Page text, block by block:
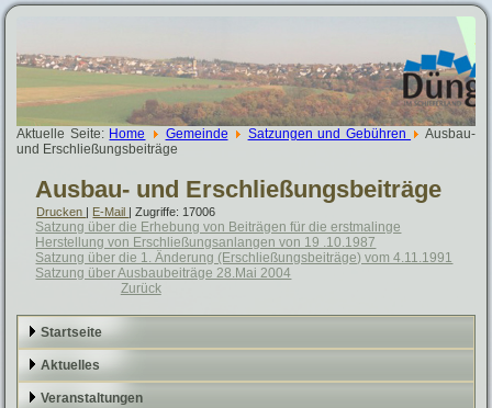
Aktuelle Seite: Home Gemeinde Satzungen und Gebühren
Ausbau-
und Erschließungsbeiträge
Ausbau- und Erschließungsbeiträge
Drucken E-Mail | Zugriffe: 17006
Satzung über die Erhebung von Beiträgen für die erstmalinge
Herstellung von Erschließungsanlangen von 19 .10.1987
Satzung über die 1. Änderung (Erschließungsbeiträge) vom 4.11.1991
Satzung über Ausbaubeiträge 28.Mai 2004
Zurück
Startseite
Aktuelles
Veranstaltungen